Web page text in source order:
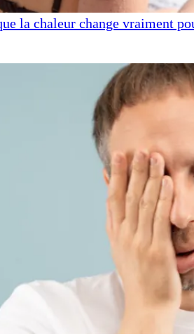
la chaleur change vraiment